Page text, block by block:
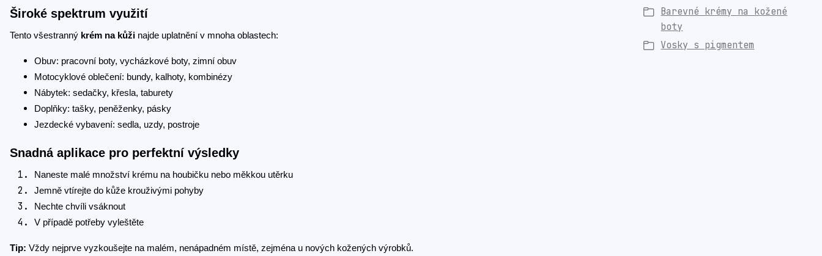
Široké spektrum využití
Tento všestranný krém na kůži najde uplatnění v mnoha oblastech:
Obuv: pracovní boty, vycházkové boty, zimní obuv
Motocyklové oblečení: bundy, kalhoty, kombinézy
Nábytek: sedačky, křesla, taburety
Doplňky: tašky, peněženky, pásky
Jezdecké vybavení: sedla, uzdy, postroje
Snadná aplikace pro perfektní výsledky
Naneste malé množství krému na houbičku nebo měkkou utěrku
Jemně vtírejte do kůže krouživými pohyby
Nechte chvíli vsáknout
V případě potřeby vyleštěte
Tip: Vždy nejprve vyzkoušejte na malém, nenápadném místě, zejména u nových kožených výrobků.
Barevné krémy na kožené
boty
Vosky s pigmentem